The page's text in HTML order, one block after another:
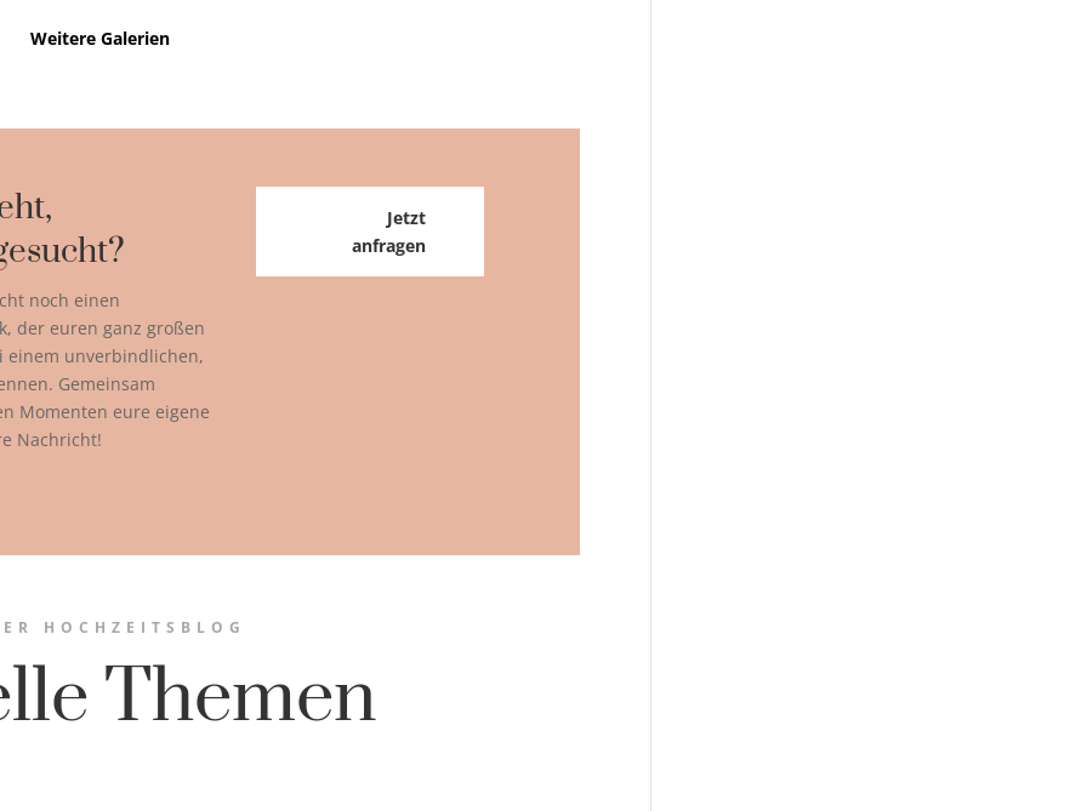
Weitere Galerien
noch einen
der euren ganz großen
einem unverbindlichen,
Gemeinsam
Momenten eure eigene
Nachricht!
Jetzt
anfragen
HOCHZEITSBLOG
Themen